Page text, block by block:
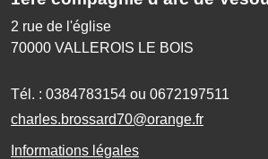
2 rue de l'église
70000 VALLEROIS LE BOIS
Tél. : 0384783154 ou 0672197511
charles.brossard70@orange.fr
Informations légales